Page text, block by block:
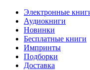
Электронные
Аудиокниги
Новинки
Бесплатные книги
Импринты
Подборки
Доставка